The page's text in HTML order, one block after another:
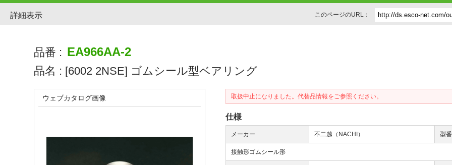
詳細表示 このページのURL：
品番 : EA966AA-2
品名 : [6002 2NSE] ゴムシール型ベアリング
取扱中止になりました。代替品情報をご参照ください。
仕様
メーカー 不二越（NACHI） 型番
接触形ゴムシール形
ウェブカタログ画像